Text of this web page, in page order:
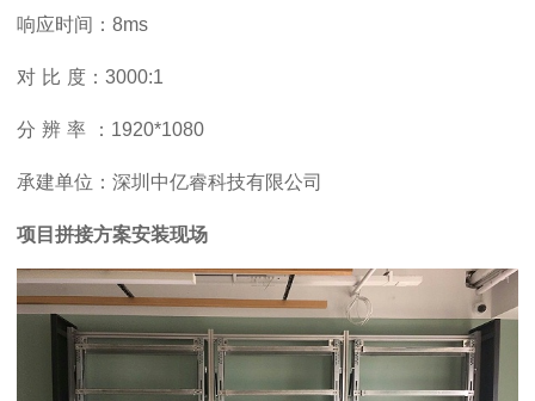
响应时间： 8ms
对 比 度： 3000:1
分 辨 率 ： 1920*1080
承建单位：深圳中亿睿科技有限公司
项目 拼接方案安装现场